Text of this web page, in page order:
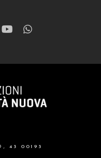
43 00193